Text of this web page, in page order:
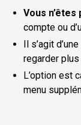
Vous
compte ou
Il s’agit
regarder plus
L’option est
menu